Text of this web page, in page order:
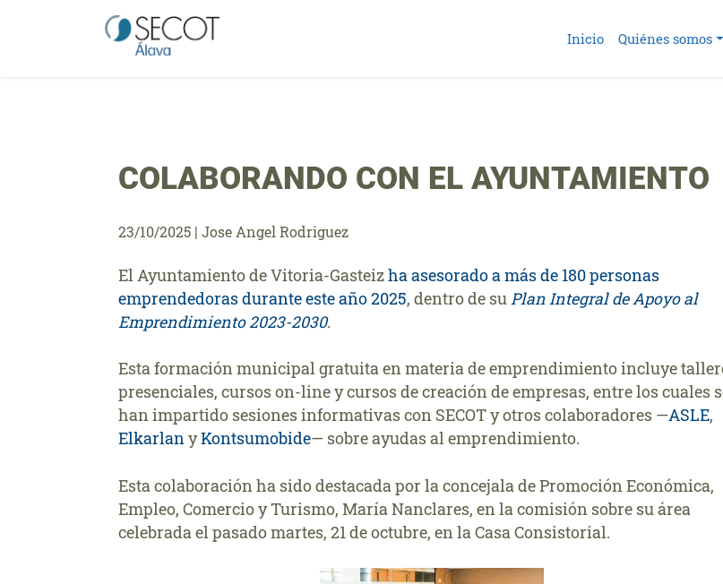
Inicio Quiénes somos
COLABORANDO CON EL AYUNTAMIENTO
23/10/2025 | Jose Angel Rodriguez
El Ayuntamiento de Vitoria-Gasteizha asesorado a más de 180 personas
emprendedoras durante este año 2025, dentro de suPlan Integral de Apoyo al
Emprendimiento 2023-2030.
Esta formación municipal gratuita en materia de emprendimiento incluye
presenciales, cursos on-line y cursos de creación de empresas, entre los cuales
han impartido sesiones informativas con SECOT y otros colaboradores —ASLE,
ElkarlanyKontsumobide— sobre ayudas al emprendimiento.
Esta colaboración ha sido destacada por la concejala de Promoción Económica,
Empleo, Comercio y Turismo, María Nanclares, en la comisión sobre su área
celebrada el pasado martes, 21 de octubre, en la Casa Consistorial.